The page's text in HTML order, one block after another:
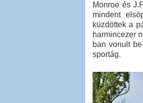
Monroe és
mindent
küzdöttek a
harmincezer
ban vonult
sportág.